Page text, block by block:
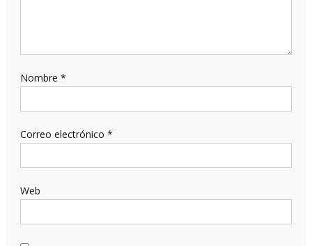
Nombre *
Correo electrónico *
Web